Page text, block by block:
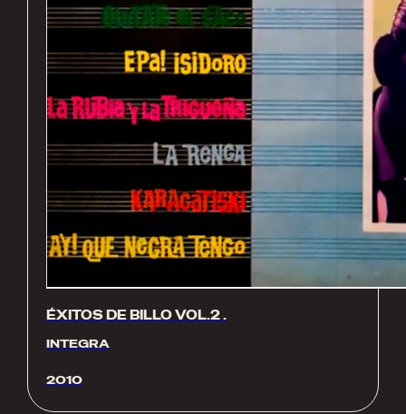
ÉXITOS DE BILLO VOL.2 .
INTEGRA
2010